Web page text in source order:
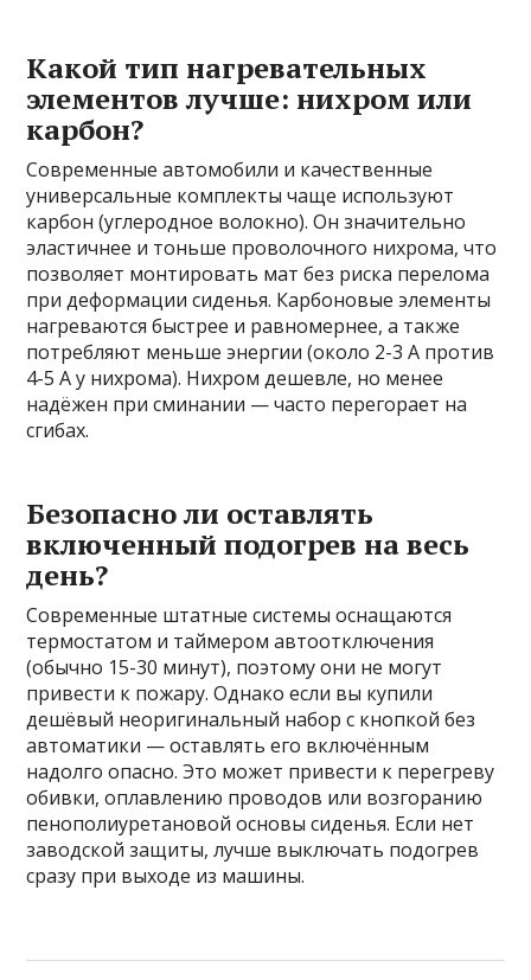
Какой тип нагревательных
элементов лучше: нихром или
карбон?
Современные автомобили и качественные
универсальные комплекты чаще используют
карбон (углеродное волокно). Он значительно
эластичнее и тоньше проволочного нихрома, что
позволяет монтировать мат без риска перелома
при деформации сиденья. Карбоновые элементы
нагреваются быстрее и равномернее, а также
потребляют меньше энергии (около 2-3 А против
4-5 А у нихрома). Нихром дешевле, но менее
надёжен при сминании — часто перегорает на
сгибах.
Безопасно ли оставлять
включенный подогрев на весь
день?
Современные штатные системы оснащаются
термостатом и таймером автоотключения
(обычно 15-30 минут), поэтому они не могут
привести к пожару. Однако если вы купили
дешёвый неоригинальный набор с кнопкой без
автоматики — оставлять его включённым
надолго опасно. Это может привести к перегреву
обивки, оплавлению проводов или возгоранию
пенополиуретановой основы сиденья. Если нет
заводской защиты, лучше выключать подогрев
сразу при выходе из машины.